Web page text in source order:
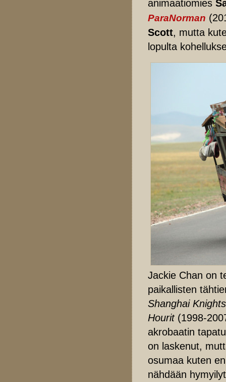
animaatiomies
ParaNorman
Scott, mutta
lopulta
Jackie Chan on
paikallisten
Shanghai Knights
Hourit (1998-
akrobaatin
on laskenut,
osumaa kuten
nähdään